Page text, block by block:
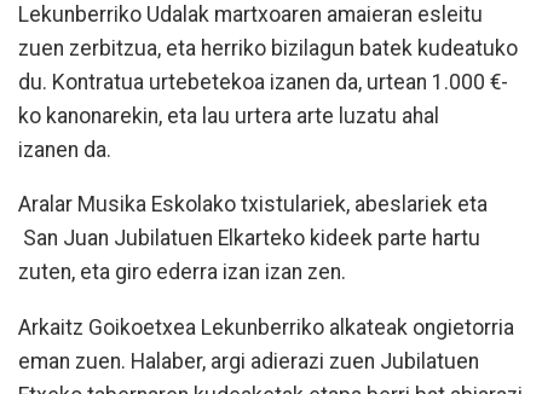
Lekunberriko Udalak martxoaren amaieran esleitu
zuen zerbitzua, eta herriko bizilagun batek kudeatuko
du. Kontratua urtebetekoa izanen da, urtean 1.000 €-
ko kanonarekin, eta lau urtera arte luzatu ahal
izanen da.
Aralar Musika Eskolako txistulariek, abeslariek eta
San Juan Jubilatuen Elkarteko kideek parte hartu
zuten, eta giro ederra izan izan zen.
Arkaitz Goikoetxea Lekunberriko alkateak ongietorria
eman zuen. Halaber, argi adierazi zuen Jubilatuen